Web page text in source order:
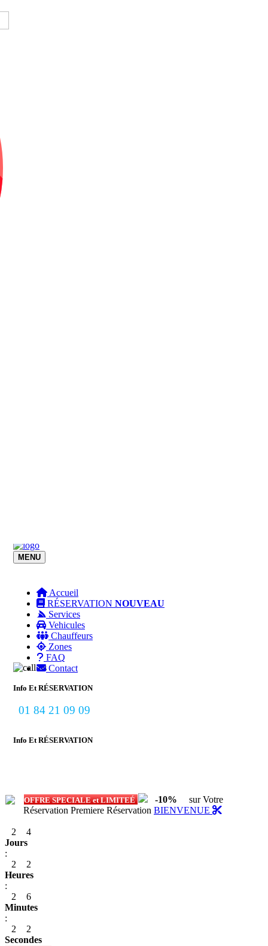
MENU
Toggle navigation
Accueil
RÉSERVATION NOUVEAU
Services
Vehicules
Chauffeurs
Zones
FAQ
Contact
Info Et RÉSERVATION
01 84 21 09 09
Info Et RÉSERVATION
OFFRE SPECIALE et LIMITEÉ -10%
sur Votre
Réservation Premiere Réservation BIENVENUE
2
4
Jours
:
2
2
Heures
:
2
6
Minutes
:
2
2
Secondes